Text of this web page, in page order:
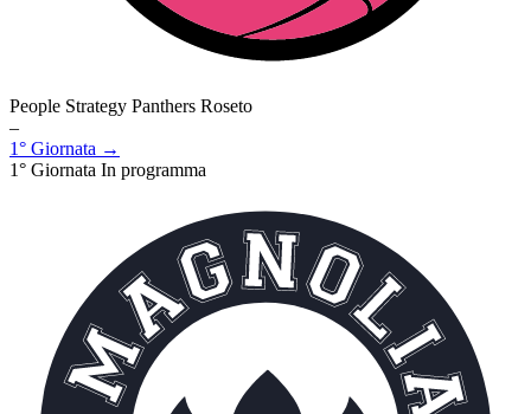
People Strategy Panthers Roseto
–
1° Giornata →
1° Giornata In programma